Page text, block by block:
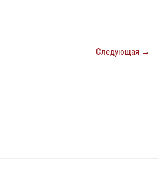
Следующая →